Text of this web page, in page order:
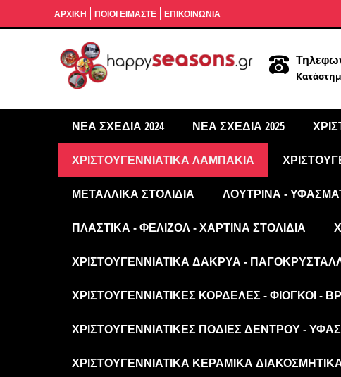
ΑΡΧΙΚΉ ΠΟΙΟΙ ΕΙΜΑΣΤΕ ΕΠΙΚΟΙΝΩΝΙΑ
ΝΈΑ ΣΧΈΔΙΑ 2024 ΝΈΑ ΣΧΈΔΙΑ 2025
ΧΡΙΣΤΟΥΓΕΝΝΙΆΤΙΚΑ ΛΑΜΠΆΚΙΑ
ΜΕΤΑΛΛΙΚΆ ΣΤΟΛΊΔΙΑ ΛΟΎΤΡΙΝΑ -
ΠΛΑΣΤΙΚΆ - ΦΕΛΙΖΌΛ - ΧΆΡΤΙΝΑ ΣΤΟΛΊΔΙΑ
ΧΡΙΣΤΟΥΓΕΝΝΙΆΤΙΚΑ ΔΆΚΡΥΑ -
ΧΡΙΣΤΟΥΓΕΝΝΙΆΤΙΚΕΣ ΚΟΡΔΈΛΕΣ - ΦΙΌΓΚΟΙ -
ΧΡΙΣΤΟΥΓΕΝΝΙΆΤΙΚΕΣ ΠΟΔΙΈΣ ΔΈΝΤΡΟΥ -
ΧΡΙΣΤΟΥΓΕΝΝΙΆΤΙΚΑ ΚΕΡΑΜΙΚΆ